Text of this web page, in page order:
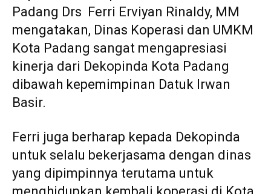
Padang Drs Ferri Erviyan Rinaldy, MM
mengatakan, Dinas Koperasi dan UMKM
Kota Padang sangat mengapresiasi
kinerja dari Dekopinda Kota Padang
dibawah kepemimpinan Datuk Irwan
Basir.
Ferri juga berharap kepada Dekopinda
untuk selalu bekerjasama dengan dinas
yang dipimpinnya terutama untuk